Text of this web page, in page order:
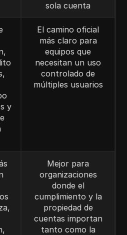
sola cuenta
y
El camino oficial
más claro para
equipos que
necesitan un uso
controlado de
múltiples usuarios
Mejor para
organizaciones
donde el
cumplimiento y la
propiedad de
cuentas importan
tanto como la